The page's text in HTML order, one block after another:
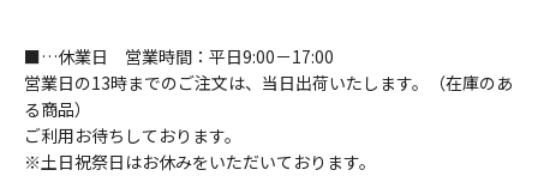
■…休業日 営業時間：平日9:00－17:00
営業日の13時までのご注文は、当日出荷いたします。（在庫のあ
る商品）
ご利用お待ちしております。
※土日祝祭日はお休みをいただいております。